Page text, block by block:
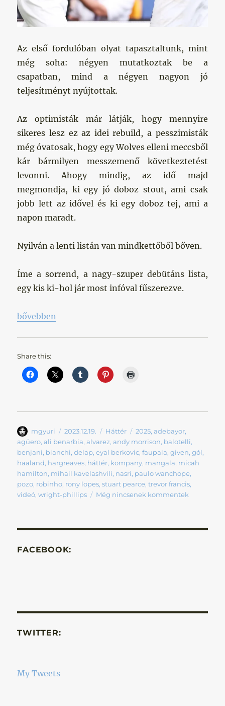
Az első fordulóban olyat tapasztaltunk, mint
még soha: négyen mutatkoztak be a
csapatban, mind a négyen nagyon jó
teljesítményt nyújtottak.
Az optimisták már látják, hogy mennyire
sikeres lesz ez az idei rebuild, a pesszimisták
még óvatosak, hogy egy Wolves elleni meccsből
kár bármilyen messzemenő következtetést
levonni. Ahogy mindig, az idő majd
megmondja, ki egy jó doboz stout, ami csak
jobb lett az idővel és ki egy doboz tej, ami a
napon maradt.
Nyilván a lenti listán van mindkettőből bőven.
Íme a sorrend, a nagy-szuper debütáns lista,
egy kis ki-hol jár most infóval fűszerezve.
„A legjobb debütálások égszínkék mezben „
bővebben
Share this:
Szerző
mgyuri Közzétéve
2023.12.19. Kategória
Háttér Címke
2025,adebayor,
agüero,ali benarbia,alvarez,andy morrison, balotelli,
benjani, bianchi,delap,eyal berkovic,faupala,given,gól,
haaland, hargreaves, háttér, kompany, mangala, micah
hamilton, mihail kavelashvili, nasri, paulo wanchope,
pozo, robinho, rony lopes,stuart pearce,trevor francis,
videó,wright-phillips Még nincsenek kommentek
FACEBOOK:
TWITTER:
My Tweets